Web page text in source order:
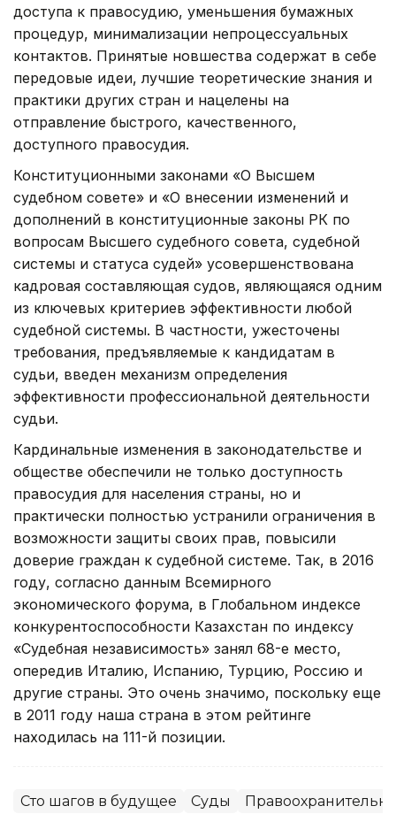
доступа к правосудию, уменьшения бумажных
процедур, минимализации непроцессуальных
контактов. Принятые новшества содержат в себе
передовые идеи, лучшие теоретические знания и
прак­тики других стран и нацелены на
отправление быстрого, качественного,
доступного правосудия.
Конституционными законами «О Высшем
судебном совете» и «О внесении изменений и
дополнений в конституционные законы РК по
вопросам Высшего судебного совета, судебной
системы и статуса судей» усовершенствована
кадровая составляющая судов, являющаяся одним
из ключевых критериев эффективности любой
судебной системы. В частности, ужесточены
требования, предъявляемые к кандидатам в
судьи, введен механизм определения
эффективности профессиональной деятельности
судьи.
Кардинальные изменения в законодательстве и
обществе обеспечили не только доступность
правосудия для населения страны, но и
практически полностью устранили ограничения в
возможности защиты своих прав, повысили
доверие граж­дан к судебной системе. Так, в 2016
году, согласно данным Всемирного
экономического форума, в Глобальном индексе
конкурентоспособности Казахстан по индексу
«Судебная независимость» занял 68-е место,
опередив Италию, Испанию, Турцию, Россию и
другие страны. Это очень значимо, поскольку еще
в 2011 году наша страна в этом рейтинге
находилась на 111-й позиции.
Сто шагов в будущее Суды